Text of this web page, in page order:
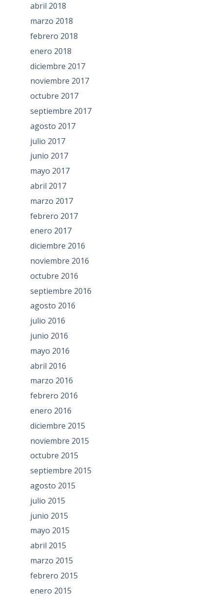
abril 2018
marzo 2018
febrero 2018
enero 2018
diciembre 2017
noviembre 2017
octubre 2017
septiembre 2017
agosto 2017
julio 2017
junio 2017
mayo 2017
abril 2017
marzo 2017
febrero 2017
enero 2017
diciembre 2016
noviembre 2016
octubre 2016
septiembre 2016
agosto 2016
julio 2016
junio 2016
mayo 2016
abril 2016
marzo 2016
febrero 2016
enero 2016
diciembre 2015
noviembre 2015
octubre 2015
septiembre 2015
agosto 2015
julio 2015
junio 2015
mayo 2015
abril 2015
marzo 2015
febrero 2015
enero 2015